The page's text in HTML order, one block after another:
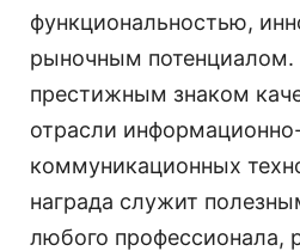
функциональностью,
рыночным потенциалом.
престижным знаком
отрасли
коммуникационных
награда служит
любого профессионала,